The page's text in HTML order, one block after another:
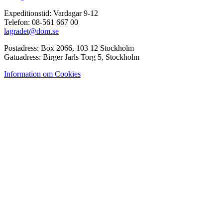
Expeditionstid: Vardagar 9-12
Telefon: 08-561 667 00
lagradet@dom.se
Postadress: Box 2066, 103 12 Stockholm
Gatuadress: Birger Jarls Torg 5, Stockholm
Information om Cookies